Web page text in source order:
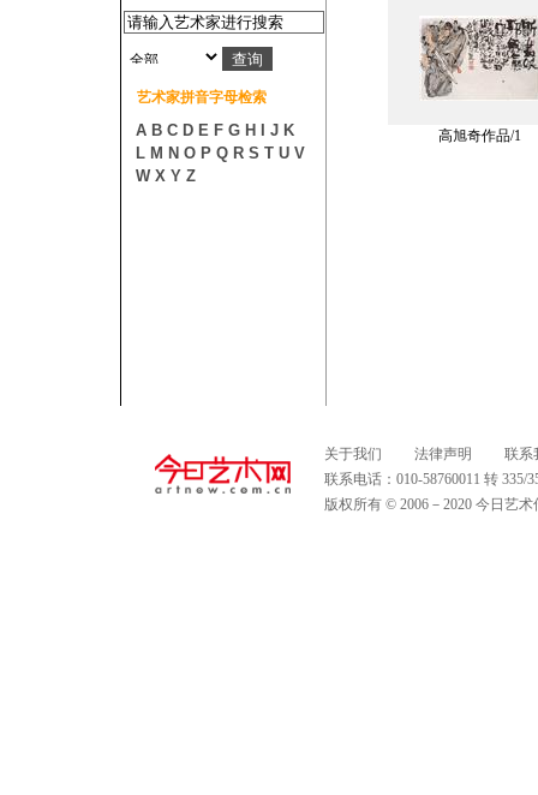
艺术家拼音字母检索
A B C D E F G H J K
L M N O P Q R S T U V
W X Y Z
高旭奇作品/1
关于我们 法律声明
联系
联系电话：010-58760011 转
版权所有 © 2006－2020 今日艺